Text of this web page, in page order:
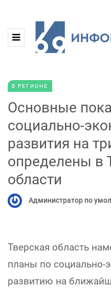
В РЕГИОНЕ
Основные
социально-
развития на
определены в
области
Администратор по
Тверская область
планы по социально-
развитию на